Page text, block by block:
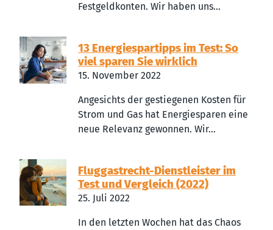
Festgeldkonten. Wir haben uns...
13 Energiespartipps im Test: So
viel sparen Sie wirklich
15. November 2022
Angesichts der gestiegenen Kosten für
Strom und Gas hat Energiesparen eine
neue Relevanz gewonnen. Wir...
Fluggastrecht-Dienstleister im
Test und Vergleich (2022)
25. Juli 2022
In den letzten Wochen hat das Chaos